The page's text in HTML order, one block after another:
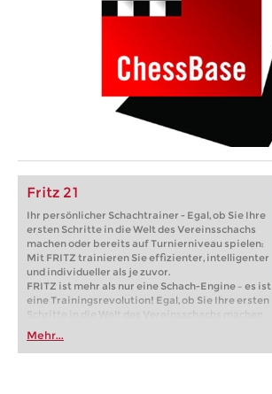
Fritz 21
Ihr persönlicher Schachtrainer - Egal, ob Sie Ihre
ersten Schritte in die Welt des Vereinsschachs
machen oder bereits auf Turnierniveau spielen:
Mit FRITZ trainieren Sie effizienter, intelligenter
und individueller als je zuvor.
FRITZ ist mehr als nur eine Schach-Engine – es ist
eine Trainingsrevolution! Egal, ob Sie Ihre ersten
Schritte in die Welt des Vereinsschachs machen
oder bereits auf Turnierniveau spielen: Mit
FRITZ trainieren Sie effizienter, intelligenter und
individueller als je zuvor.
Mehr...